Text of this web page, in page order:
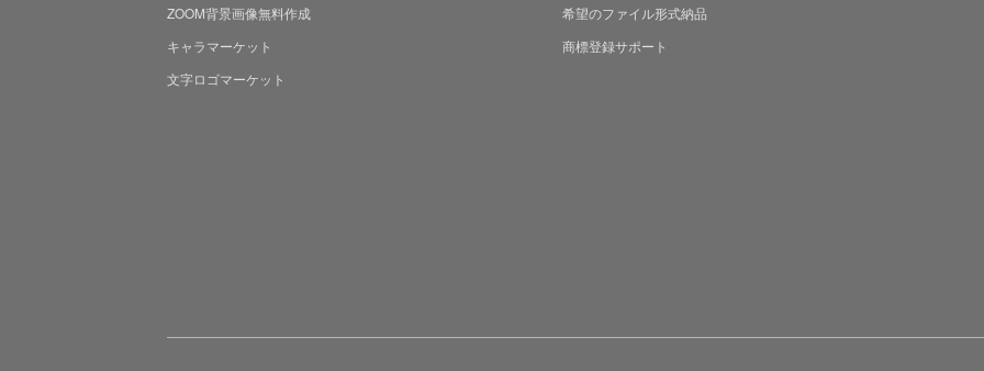
ZOOM背景画像無料作成
キャラマーケット
文字ロゴマーケット
希望のファイル形式納品
商標登録サポート